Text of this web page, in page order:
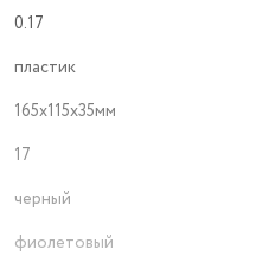
0.17
пластик
165х115х35мм
17
черный
фиолетовый